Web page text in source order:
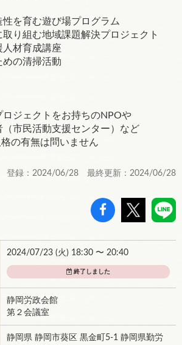
性を育む遊び場プログラム
取り組む地域課題解決プロジェクト
人材育成講座
めの清掃活動
ジェクトをお持ちのNPOや
市民活動支援センター）など
の有無は問いません
登録：2024/06/28 最終更新：2024/06/28
2024/07/23 (火 ) 18:30 〜 20:40
終了しました
静岡労政会館
第２会議室
静岡県 静岡市葵区 黒金町5-1 静岡県勤労